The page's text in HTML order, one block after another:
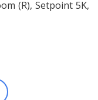
(R), Setpoint 5K,